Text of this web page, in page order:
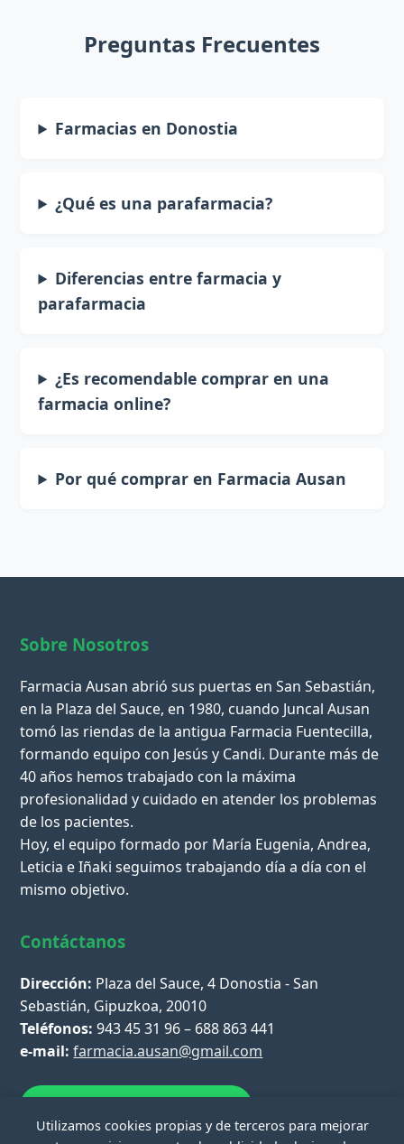
Preguntas Frecuentes
Farmacias en Donostia
¿Qué es una parafarmacia?
Diferencias entre farmacia y
parafarmacia
¿Es recomendable comprar en una
farmacia online?
Por qué comprar en Farmacia Ausan
Sobre Nosotros
Farmacia Ausan abrió sus puertas en San Sebastián,
en la Plaza del Sauce, en 1980, cuando Juncal Ausan
tomó las riendas de la antigua Farmacia Fuentecilla,
formando equipo con Jesús y Candi. Durante más de
40 años hemos trabajado con la máxima
profesionalidad y cuidado en atender los problemas
de los pacientes.
Hoy, el equipo formado por María Eugenia, Andrea,
Leticia e Iñaki seguimos trabajando día a día con el
mismo objetivo.
Contáctanos
Dirección: Plaza del Sauce, 4 Donostia - San
Sebastián, Gipuzkoa, 20010
Teléfonos: 943 45 31 96 – 688 863 441
e-mail: farmacia.ausan@gmail.com
Utilizamos cookies propias y de terceros para mejorar